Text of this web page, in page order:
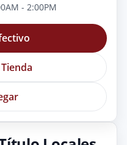
- 2:00PM